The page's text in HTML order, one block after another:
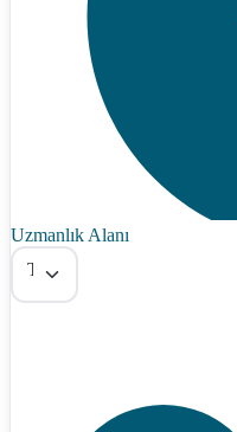
Uzmanlık Alanı
Tümü